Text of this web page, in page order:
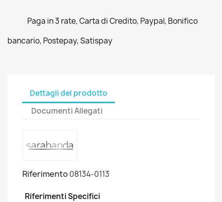
Paga in 3 rate, Carta di Credito, Paypal, Bonifico
bancario, Postepay, Satispay
Dettagli del prodotto
Documenti Allegati
Riferimento08134-0113
Riferimenti Specifici